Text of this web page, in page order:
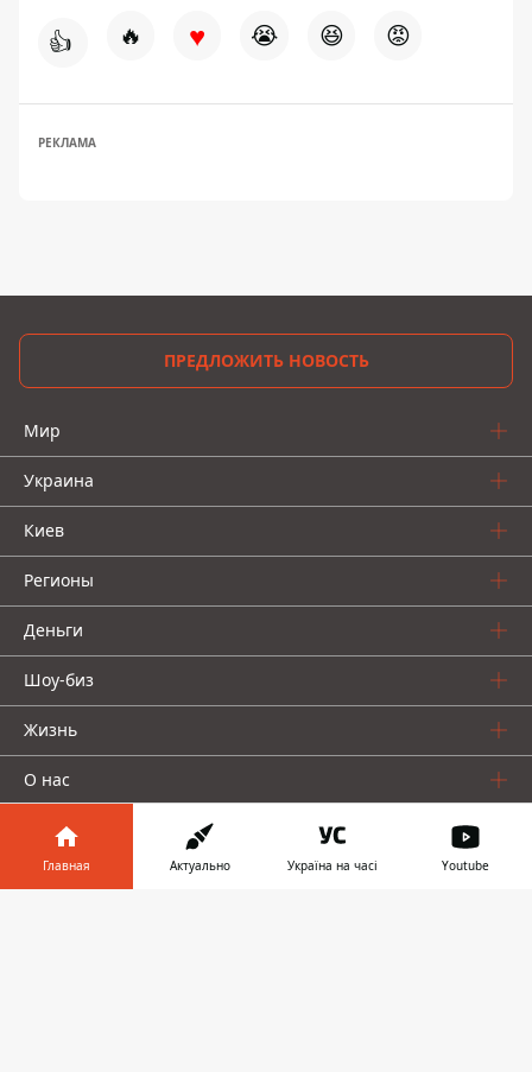
👍 🔥 ♥ 😭 😆 😡
РЕКЛАМА
ПРЕДЛОЖИТЬ НОВОСТЬ
Мир
Украина
Киев
Регионы
Деньги
Шоу-биз
Жизнь
О нас
Главная Актуально Україна на часі Youtube